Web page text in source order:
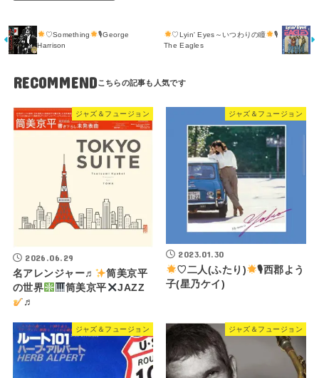
♡Something
🎙George
Harrison
♡Lyin' Eyes～いつわりの瞳
🎙
The Eagles
RECOMMEND
ジャズ＆フュージョン
2026.06.29
名アレンジャー♬
筒美京平
の世界
筒美京平
JAZZ
♬
ジャズ＆フュージョン
2023.01.30
♡二人(ふたり)
🎙西郡よう
子(星乃ケイ)
ジャズ＆フュージョン ジャズ＆フュージョン